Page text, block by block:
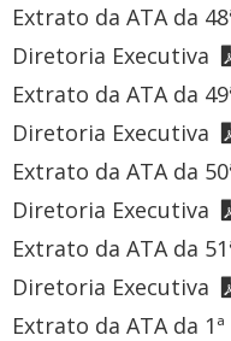
Extrato da ATA da
Diretoria Executiva
Extrato da ATA da
Diretoria Executiva
Extrato da ATA da
Diretoria Executiva
Extrato da ATA da
Diretoria Executiva
Extrato da ATA da